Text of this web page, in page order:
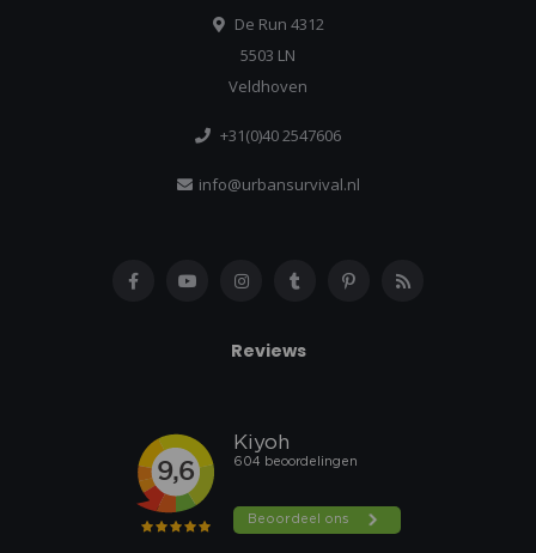
De Run 4312
5503 LN
Veldhoven
+31(0)40 2547606
info@urbansurvival.nl
Reviews